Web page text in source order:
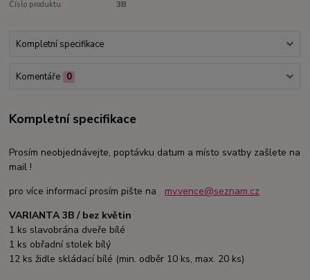
Číslo produktu: 3B
Kompletní specifikace
Komentáře 0
Kompletní specifikace
Prosím neobjednávejte, poptávku datum a místo svatby zašlete na
mail !
pro více informací prosím pište na mv.vence@seznam.cz
VARIANTA 3B / bez květin
1 ks slavobrána dveře bílé
1 ks obřadní stolek bílý
12 ks židle skládací bílé (min. odběr 10 ks, max. 20 ks)